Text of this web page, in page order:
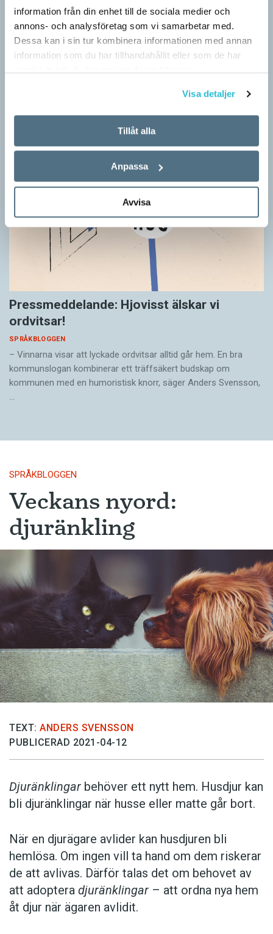
information från din enhet till de sociala medier och
annons- och analysföretag som vi samarbetar med.
Dessa kan i sin tur kombinera informationen med annan
information som du har tillhandahållit eller som de har
Visa detaljer
Tillåt alla
Anpassa
Avvisa
Pressmeddelande: Hjovisst älskar vi
ordvitsar!
SPRÅKBLOGGEN
– Vinnarna visar att lyckade ordvitsar alltid går hem. En bra
kommunslogan kombinerar ett träffsäkert budskap om
kommunen med en humoristisk knorr, säger Anders Svensson,
…
SPRÅKBLOGGEN
Veckans nyord:
djuränkling
TEXT: ANDERS SVENSSON
PUBLICERAD 2021-04-12
Djuränklingar behöver ett nytt hem. Husdjur kan
bli djuränklingar när husse eller matte går bort.
När en djurägare avlider kan husdjuren bli
hemlösa. Om ingen vill ta hand om dem riskerar
de att avlivas. Därför talas det om behovet av
att adoptera djuränklingar – att ordna nya hem
åt djur när ägaren avlidit.